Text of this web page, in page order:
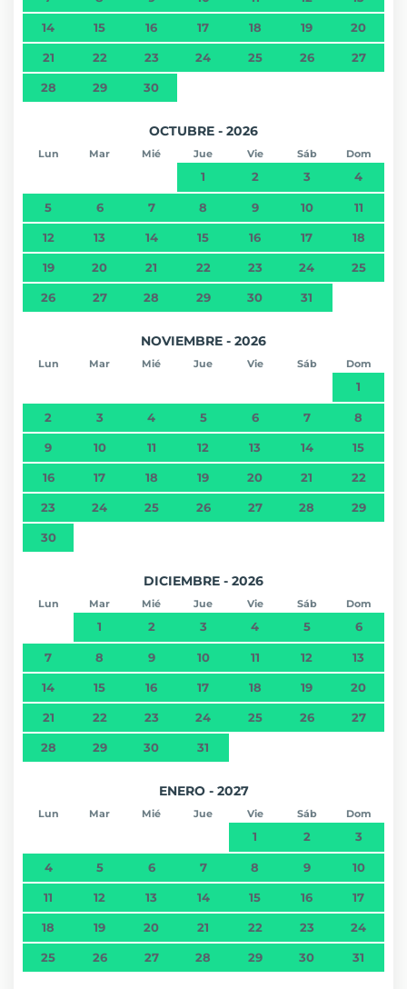
14 15 16 17 18 19 20
21 22 23 24 25 26 27
28 29 30
OCTUBRE - 2026
Lun Mar Mié Jue Vie Sáb Dom
1 2 3 4
5 6 7 8 9 10 11
12 13 14 15 16 17 18
19 20 21 22 23 24 25
26 27 28 29 30 31
NOVIEMBRE - 2026
Lun Mar Mié Jue Vie Sáb Dom
1
2 3 4 5 6 7 8
9 10 11 12 13 14 15
16 17 18 19 20 21 22
23 24 25 26 27 28 29
30
DICIEMBRE - 2026
Lun Mar Mié Jue Vie Sáb Dom
1 2 3 4 5 6
7 8 9 10 11 12 13
14 15 16 17 18 19 20
21 22 23 24 25 26 27
28 29 30 31
ENERO - 2027
Lun Mar Mié Jue Vie Sáb Dom
1 2 3
4 5 6 7 8 9 10
11 12 13 14 15 16 17
18 19 20 21 22 23 24
25 26 27 28 29 30 31